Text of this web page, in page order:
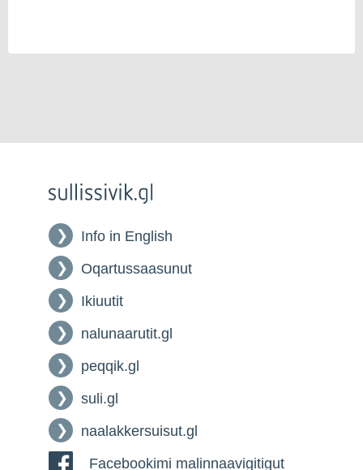
Info in English
Oqartussaasunut
Ikiuutit
nalunaarutit.gl
peqqik.gl
suli.gl
naalakkersuisut.gl
Facebookimi malinnaavigitigut